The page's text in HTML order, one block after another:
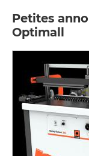
Petites
Optimall